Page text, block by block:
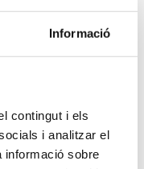
Informació
contingut i els
i analitzar el
informació sobre